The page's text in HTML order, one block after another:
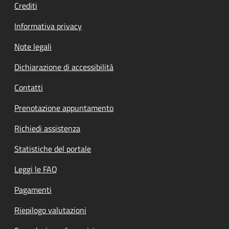
Crediti
Informativa privacy
Note legali
Dichiarazione di accessibilità
Contatti
Prenotazione appuntamento
Richiedi assistenza
Statistiche del portale
Leggi le FAQ
Pagamenti
Riepilogo valutazioni